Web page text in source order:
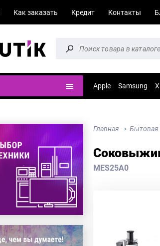
Как заказать Кредит Контакты
Apple Samsung
Главная Бытовая
MES25A0